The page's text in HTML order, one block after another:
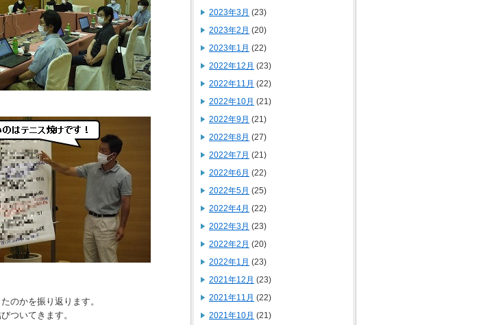
のかを振り返ります。
ついてきます。
2023年3月 (23)
2023年2月 (20)
2023年1月 (22)
2022年12月 (23)
2022年11月 (22)
2022年10月 (21)
2022年9月 (21)
2022年8月 (27)
2022年7月 (21)
2022年6月 (22)
2022年5月 (25)
2022年4月 (22)
2022年3月 (23)
2022年2月 (20)
2022年1月 (23)
2021年12月 (23)
2021年11月 (22)
2021年10月 (21)